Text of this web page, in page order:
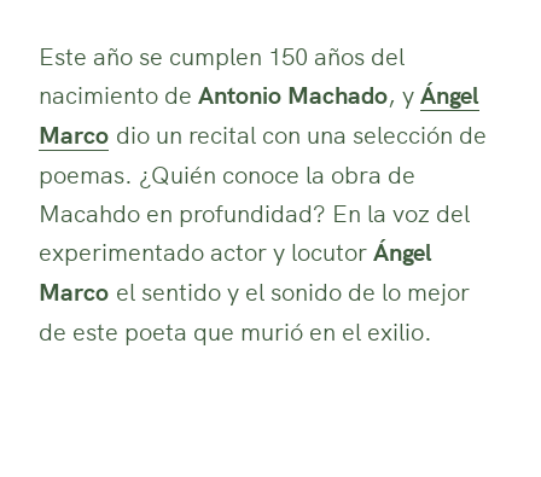
Este año se cumplen 150 años del
nacimiento de Antonio Machado, yÁngel
Marco dio un recital con una selección de
poemas. ¿Quién conoce la obra de
Macahdo en profundidad? En la voz del
experimentado actor y locutorÁngel
Marco el sentido y el sonido de lo mejor
de este poeta que murió en el exilio.